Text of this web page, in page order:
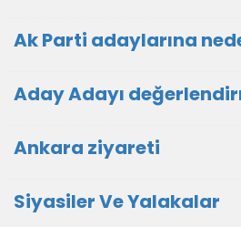
Ak Parti adaylarına
Aday Adayı
Ankara ziyareti
Siyasiler Ve Yalakalar